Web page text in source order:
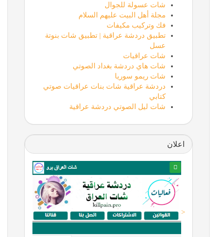
شات عسولة للجوال
مجلة أهل البيت عليهم السلام
فك وتركيب مكيفات
تطبيق دردشة عراقية | تطبيق شات بنوتة
عسل
شات عراقيات
شات هاي دردشة بغداد الصوتي
شات ريمو سوريا
دردشة عراقية شات بنات عراقيات صوتي
كتابي
شات ليل الصوتي دردشة عراقية
اعلان
<